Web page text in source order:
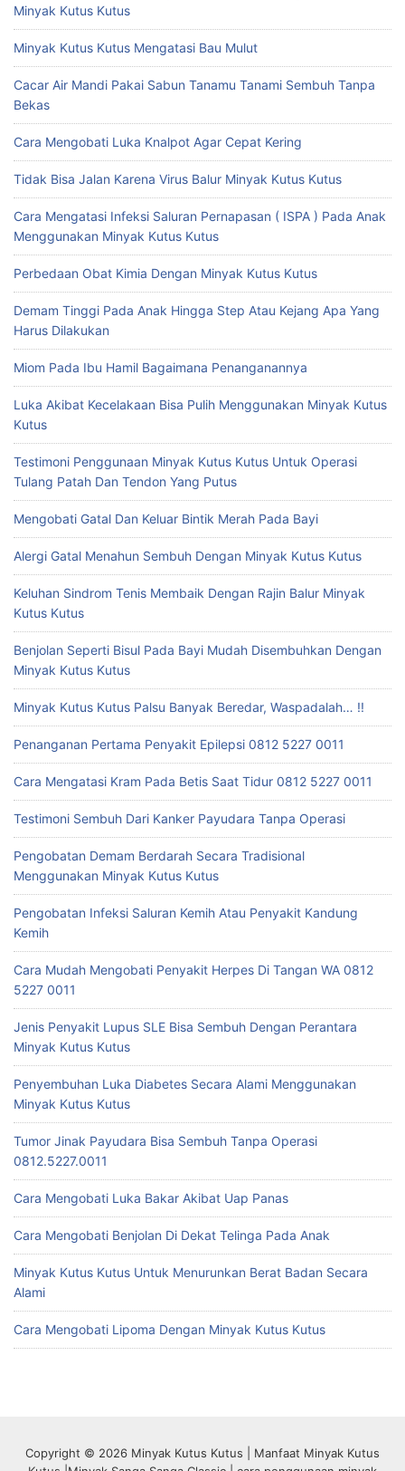
Minyak Kutus Kutus
Minyak Kutus Kutus Mengatasi Bau Mulut
Cacar Air Mandi Pakai Sabun Tanamu Tanami Sembuh Tanpa
Bekas
Cara Mengobati Luka Knalpot Agar Cepat Kering
Tidak Bisa Jalan Karena Virus Balur Minyak Kutus Kutus
Cara Mengatasi Infeksi Saluran Pernapasan ( ISPA ) Pada Anak
Menggunakan Minyak Kutus Kutus
Perbedaan Obat Kimia Dengan Minyak Kutus Kutus
Demam Tinggi Pada Anak Hingga Step Atau Kejang Apa Yang
Harus Dilakukan
Miom Pada Ibu Hamil Bagaimana Penanganannya
Luka Akibat Kecelakaan Bisa Pulih Menggunakan Minyak Kutus
Kutus
Testimoni Penggunaan Minyak Kutus Kutus Untuk Operasi
Tulang Patah Dan Tendon Yang Putus
Mengobati Gatal Dan Keluar Bintik Merah Pada Bayi
Alergi Gatal Menahun Sembuh Dengan Minyak Kutus Kutus
Keluhan Sindrom Tenis Membaik Dengan Rajin Balur Minyak
Kutus Kutus
Benjolan Seperti Bisul Pada Bayi Mudah Disembuhkan Dengan
Minyak Kutus Kutus
Minyak Kutus Kutus Palsu Banyak Beredar, Waspadalah… !!
Penanganan Pertama Penyakit Epilepsi 0812 5227 0011
Cara Mengatasi Kram Pada Betis Saat Tidur 0812 5227 0011
Testimoni Sembuh Dari Kanker Payudara Tanpa Operasi
Pengobatan Demam Berdarah Secara Tradisional
Menggunakan Minyak Kutus Kutus
Pengobatan Infeksi Saluran Kemih Atau Penyakit Kandung
Kemih
Cara Mudah Mengobati Penyakit Herpes Di Tangan WA 0812
5227 0011
Jenis Penyakit Lupus SLE Bisa Sembuh Dengan Perantara
Minyak Kutus Kutus
Penyembuhan Luka Diabetes Secara Alami Menggunakan
Minyak Kutus Kutus
Tumor Jinak Payudara Bisa Sembuh Tanpa Operasi
0812.5227.0011
Cara Mengobati Luka Bakar Akibat Uap Panas
Cara Mengobati Benjolan Di Dekat Telinga Pada Anak
Minyak Kutus Kutus Untuk Menurunkan Berat Badan Secara
Alami
Cara Mengobati Lipoma Dengan Minyak Kutus Kutus
Copyright © 2026 Minyak Kutus Kutus | Manfaat Minyak Kutus